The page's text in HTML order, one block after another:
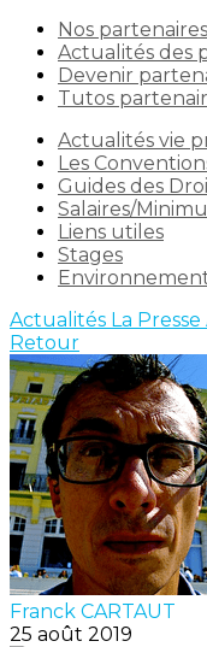
Nos partenaires
Actualités des
Devenir
Tutos
Actualités vie
Les
Guides des
Salaires/
Liens utiles
Stages
Actualités La Presse
Retour
Franck CARTAUT
25 août 2019